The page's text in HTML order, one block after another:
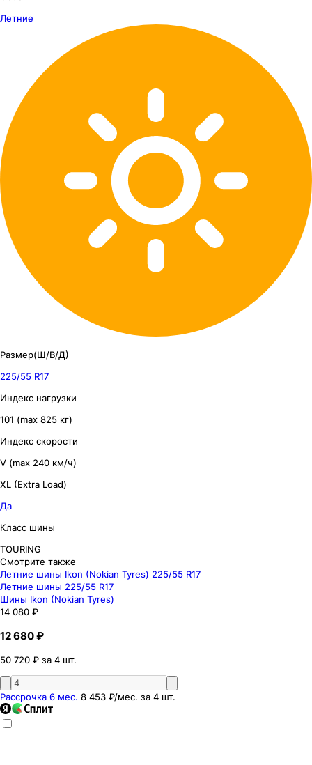
Летние
Размер(Ш/В/Д)
225/55 R17
Индекс нагрузки
101 (max 825 кг)
Индекс скорости
V (max 240 км/ч)
XL (Extra Load)
Да
Класс шины
TOURING
Смотрите также
Летние шины Ikon (Nokian Tyres) 225/55 R17
Летние шины 225/55 R17
Шины Ikon (Nokian Tyres)
14 080 ₽
12 680 ₽
50 720 ₽ за 4 шт.
Рассрочка 6 мес. 8 453 ₽/мес. за 4 шт.